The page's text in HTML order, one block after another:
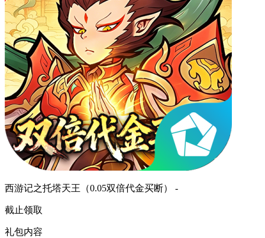
西游记之托塔天王（0.05双倍代金买断） -
截止领取
礼包内容